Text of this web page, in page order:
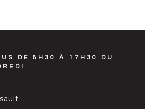
DE 8H30 À 17H30 DU